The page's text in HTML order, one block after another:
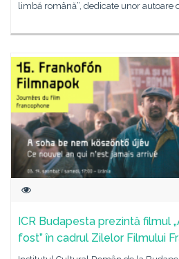
limbă română”, dedicate unor autoare
ICR Budapesta prezintă filmul
fost” în cadrul Zilelor Filmului